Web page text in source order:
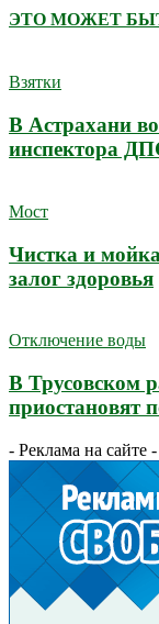
ЭТО МОЖЕТ
Взятки
В Астрахани
инспектора
Мост
Чистка и
залог здоровья
Отключение воды
В Трусовском
приостановят
- Реклама на сайте -